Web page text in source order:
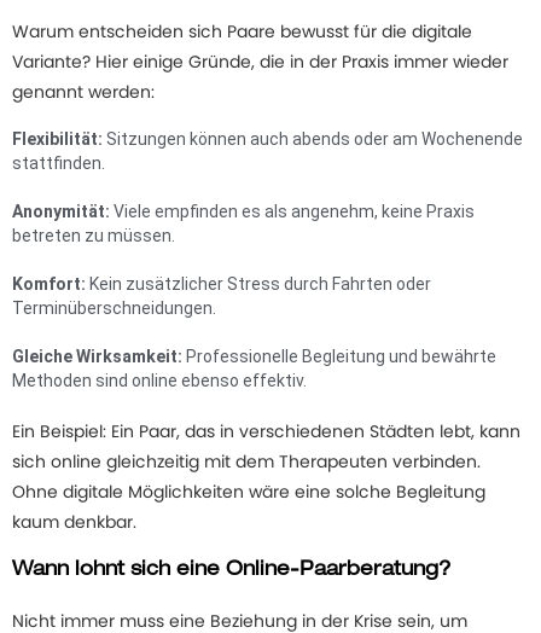
Warum entscheiden sich Paare bewusst für die digitale
Variante? Hier einige Gründe, die in der Praxis immer wieder
genannt werden:
Flexibilität: Sitzungen können auch abends oder am Wochenende
stattfinden.
Anonymität: Viele empfinden es als angenehm, keine Praxis
betreten zu müssen.
Komfort: Kein zusätzlicher Stress durch Fahrten oder
Terminüberschneidungen.
Gleiche Wirksamkeit: Professionelle Begleitung und bewährte
Methoden sind online ebenso effektiv.
Ein Beispiel: Ein Paar, das in verschiedenen Städten lebt, kann
sich online gleichzeitig mit dem Therapeuten verbinden.
Ohne digitale Möglichkeiten wäre eine solche Begleitung
kaum denkbar.
Wann lohnt sich eine Online-Paarberatung?
Nicht immer muss eine Beziehung in der Krise sein, um